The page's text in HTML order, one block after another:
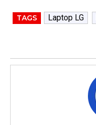
TAGS Laptop LG